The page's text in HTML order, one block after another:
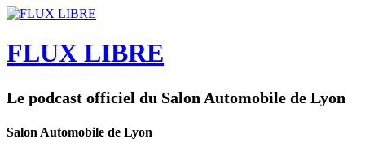
FLUX LIBRE
Le podcast officiel du Salon Automobile de Lyon
Salon Automobile de Lyon